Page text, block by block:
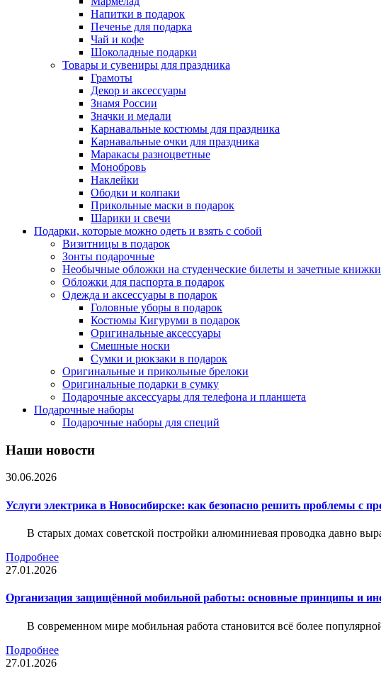
Напитки в подарок
Печенье для подарка
Чай и кофе
Шоколадные подарки
Товары и сувениры для праздника
Грамоты
Декор и аксессуары
Знамя России
Значки и медали
Карнавальные костюмы для праздника
Карнавальные очки для праздника
Маракасы разноцветные
Монобровь
Наклейки
Ободки и колпаки
Прикольные маски в подарок
Шарики и свечи
Подарки, которые можно одеть и взять с собой
Визитницы в подарок
Зонты подарочные
Необычные обложки на студенческие билеты и зачетные книжки
Обложки для паспорта в подарок
Одежда и аксессуары в подарок
Головные уборы в подарок
Костюмы Кигуруми в подарок
Оригинальные аксессуары
Смешные носки
Сумки и рюкзаки в подарок
Оригинальные и прикольные брелоки
Оригинальные подарки в сумку
Подарочные аксессуары для телефона и планшета
Подарочные наборы
Подарочные наборы для специй
Наши новости
30.06.2026
Услуги электрика в Новосибирске: как безопасно решить проблемы с
В старых домах советской постройки алюминиевая проводка давно
Подробнее
27.01.2026
Организация защищённой мобильной работы: основные принципы и
В современном мире мобильная работа становится всё более
Подробнее
27.01.2026